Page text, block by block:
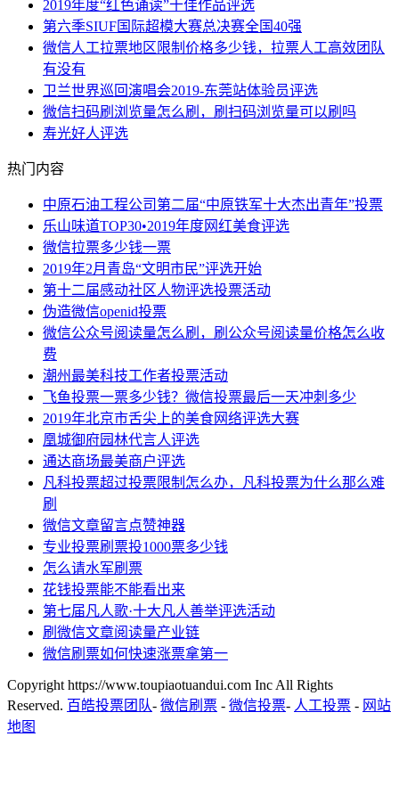
2019年度“红色诵读”十佳作品评选
第六季SIUF国际超模大赛总决赛全国40强
微信人工拉票地区限制价格多少钱，拉票人工高效团队
有没有
卫兰世界巡回演唱会2019-东莞站体验员评选
微信扫码刷浏览量怎么刷，刷扫码浏览量可以刷吗
寿光好人评选
热门内容
中原石油工程公司第二届“中原铁军十大杰出青年”投票
乐山味道TOP30•2019年度网红美食评选
微信拉票多少钱一票
2019年2月青岛“文明市民”评选开始
第十二届感动社区人物评选投票活动
伪造微信openid投票
微信公众号阅读量怎么刷，刷公众号阅读量价格怎么收
费
潮州最美科技工作者投票活动
飞鱼投票一票多少钱？微信投票最后一天冲刺多少
2019年北京市舌尖上的美食网络评选大赛
凰城御府园林代言人评选
通达商场最美商户评选
凡科投票超过投票限制怎么办，凡科投票为什么那么难
刷
微信文章留言点赞神器
专业投票刷票投1000票多少钱
怎么请水军刷票
花钱投票能不能看出来
第七届凡人歌·十大凡人善举评选活动
刷微信文章阅读量产业链
微信刷票如何快速涨票拿第一
Copyright https://www.toupiaotuandui.com Inc All Rights
Reserved. 百皓投票团队- 微信刷票 - 微信投票- 人工投票 - 网站
地图